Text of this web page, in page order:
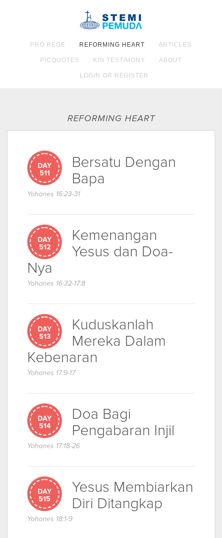
PRO REGE REFORMING HEART ARTICLES
PICQUOTES KIN TESTIMONY ABOUT
LOGIN OR REGISTER
REFORMING HEART
DAY
511
Bersatu Dengan
Bapa
Yohanes 16:23-31
DAY
512
Kemenangan
Yesus dan Doa-
Nya
Yohanes 16:32-17:8
DAY
513
Kuduskanlah
Mereka Dalam
Kebenaran
Yohanes 17:9-17
DAY
514
Doa Bagi
Pengabaran Injil
Yohanes 17:18-26
DAY
515
Yesus Membiarkan
Diri Ditangkap
Yohanes 18:1-9